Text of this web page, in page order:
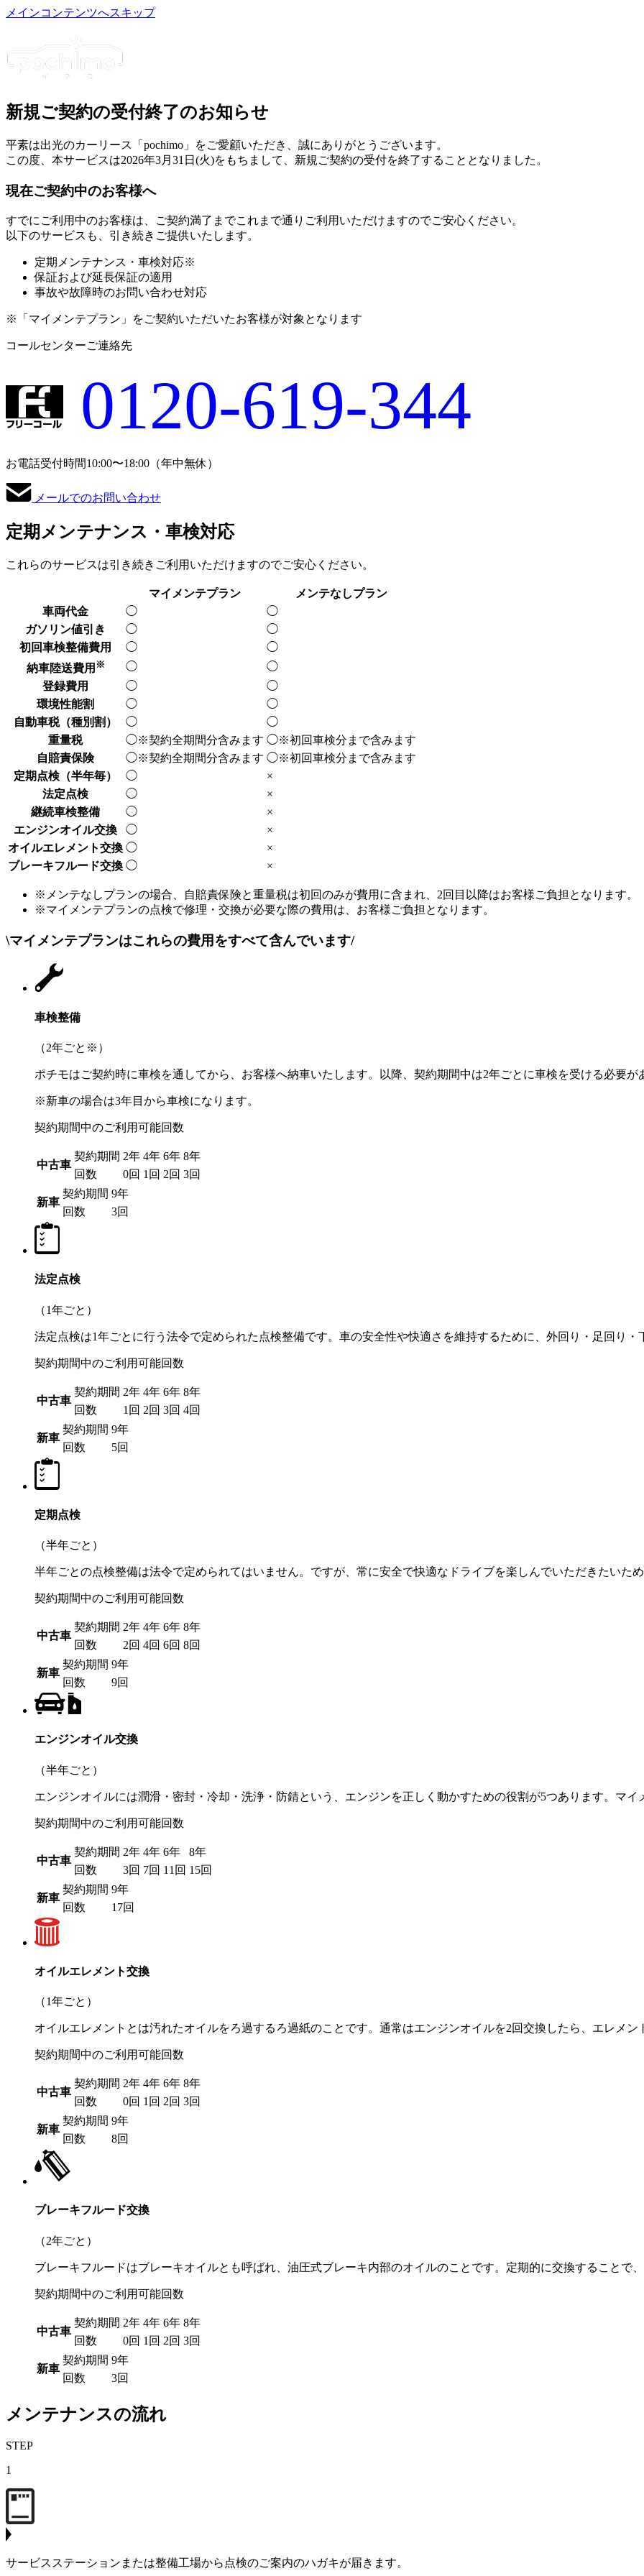
メインコンテンツへスキップ
新規ご契約の受付終了のお知らせ
平素は出光のカーリース「pochimo」をご愛顧いただき、誠にありがとうございます。
この度、本サービスは2026年3月31日(火)をもちまして、新規ご契約の受付を終了することとなりました。
現在ご契約中のお客様へ
すでにご利用中のお客様は、 ご契約満了までこれまで通りご利用いただけますのでご安心ください。
以下のサービスも、引き続きご提供いたします。
定期メンテナンス・車検対応※
保証および延長保証の適用
事故や故障時のお問い合わせ対応
※「マイメンテプラン」をご契約いただいたお客様が対象となります
コールセンターご連絡先
0120-619-344
お電話受付時間10:00〜18:00（年中無休）
メールでのお問い合わせ
定期メンテナンス ・車検対応
これらのサービスは引き続きご利用いただけますのでご安心ください。
マイメンテプラン メンテなしプラン
車両代金
◯
◯
ガソリン値引き
◯
◯
初回車検整備費用
◯
◯
納車陸送費用 ※ ◯
◯
登録費用
◯
◯
環境性能割
◯
◯
自動車税（種別割） ◯
◯
重量税
◯※契約全期間分含みます ◯※初回車検分まで含みます
自賠責保険
◯※契約全期間分含みます ◯※初回車検分まで含みます
定期点検 （半年毎） ◯
×
法定点検
◯
×
継続車検整備
◯
×
エンジンオイル交換
◯
×
オイルエレメント交換 ◯
×
ブレーキフルード交換 ◯ ×
※メンテなしプランの場合、自賠責保険と重量税は初回のみが費用に含まれ、2回目以降はお客様ご負担となります。
※マイメンテプランの点検で修理・交換が必要な際の費用は、お客様ご負担となります。
\マイメンテプランはこれらの費用をすべて含んでいます/
車検整備
（2年ごと ※ ）
ポチモはご契約時に車検を通してから、お客様へ納車いたします。以降、契約期間中は2年ごとに車検を受ける必要が
※新車の場合は3年目から車検になります。
契約期間中のご利用可能回数
中古車
契約期間 2年 4年 6年 8年
回数
0回 1回 2回 3回
新車
契約期間 9年
回数
3回
法定点検
（1年ごと）
法定点検は1年ごとに行う法令で定められた点検整備です。車の安全性や快適さを維持するために、外回り・足回り・
契約期間中のご利用可能回数
中古車
契約期間 2年 4年 6年 8年
回数
1回 2回 3回 4回
新車
契約期間 9年
回数
5回
定期点検
（半年ごと）
半年ごとの点検整備は法令で定められてはいません。ですが、常に安全で快適なドライブを楽しんでいただきたいた
契約期間中のご利用可能回数
中古車
契約期間 2年 4年 6年 8年
回数
2回 4回 6回 8回
新車
契約期間 9年
回数
9回
エンジンオイル交換
（半年ごと）
エンジンオイルには潤滑・密封・冷却・洗浄・防錆という、エンジンを正しく動かすための役割が5つあります。マイ
契約期間中のご利用可能回数
中古車
契約期間 2年 4年 6年
8年
回数
3回 7回 11回 15回
新車
契約期間 9年
回数
17回
オイルエレメント交換
（1年ごと）
オイルエレメントとは汚れたオイルをろ過するろ過紙のことです。通常はエンジンオイルを2回交換したら、エレメン
契約期間中のご利用可能回数
中古車
契約期間 2年 4年 6年 8年
回数
0回 1回 2回 3回
新車
契約期間 9年
回数
8回
ブレーキフルード交換
（2年ごと）
ブレーキフルードはブレーキオイルとも呼ばれ、油圧式ブレーキ内部のオイルのことです。定期的に交換することで
契約期間中のご利用可能回数
中古車
契約期間 2年 4年 6年 8年
回数
0回 1回 2回 3回
新車
契約期間 9年
回数
3回
メンテナンスの流れ
STEP
1
サービスステーションまたは整備工場から点検のご案内のハガキが届きます。